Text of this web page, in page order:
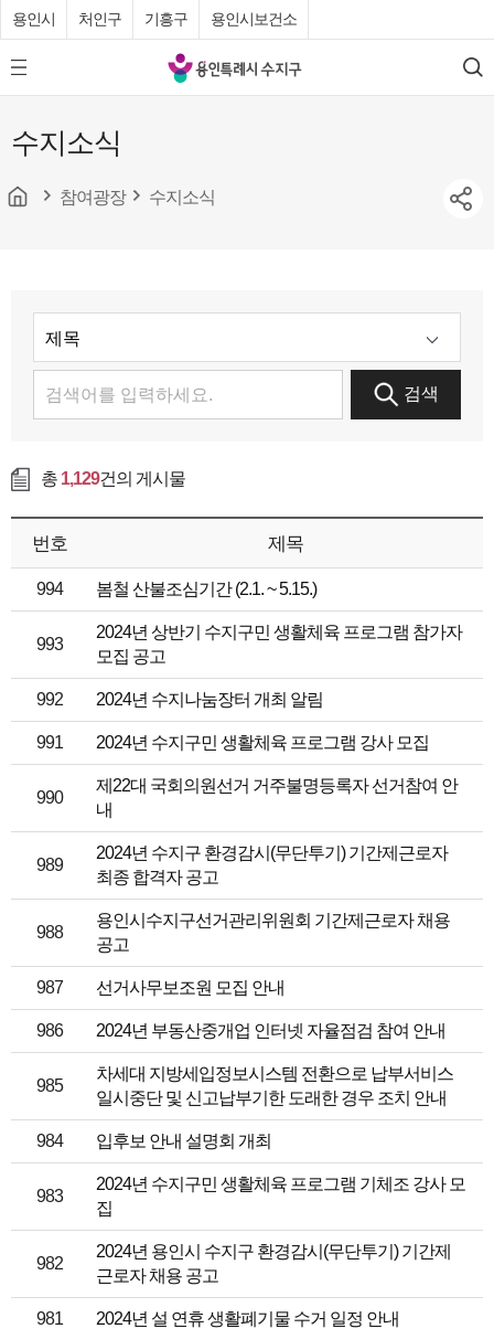
용인시 처인구 기흥구 용인시보건소
모
바
메
뉴
튼
용
인
수
검
색
수지소식
참여광장 수지소식
검색
총 1,129건의 게시물
번호 제목
994 봄철 산불조심기간 (2.1. ~ 5.15.)
993
2024년 상반기 수지구민 생활체육 프로그램 참가자
모집 공고
992 2024년 수지나눔장터 개최 알림
991 2024년 수지구민 생활체육 프로그램 강사 모집
990
제22대 국회의원선거 거주불명등록자 선거참여 안
내
989
2024년 수지구 환경감시(무단투기) 기간제근로자
최종 합격자 공고
988
용인시수지구선거관리위원회 기간제근로자 채용
공고
987 선거사무보조원 모집 안내
986 2024년 부동산중개업 인터넷 자율점검 참여 안내
985
차세대 지방세입정보시스템 전환으로 납부서비스
일시중단 및 신고납부기한 도래한 경우 조치 안내
984 입후보 안내 설명회 개최
983
2024년 수지구민 생활체육 프로그램 기체조 강사 모
집
982
2024년 용인시 수지구 환경감시(무단투기) 기간제
근로자 채용 공고
981 2024년 설 연휴 생활폐기물 수거 일정 안내